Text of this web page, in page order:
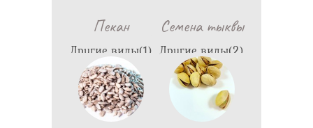
Пекан
Другие виды(1)
1,998
Семена тыквы
Другие виды(2)
790